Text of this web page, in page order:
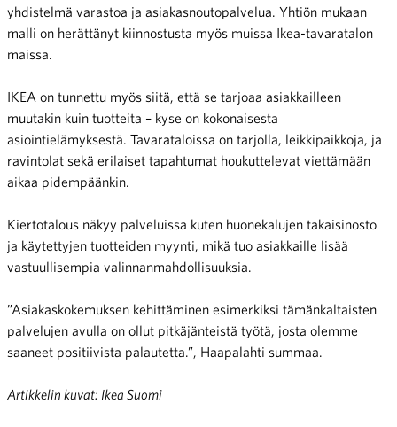
yhdistelmä varastoa ja asiakasnoutopalvelua. Yhtiön mukaan
malli on herättänyt kiinnostusta myös muissa Ikea-tavaratalon
maissa.
IKEA on tunnettu myös siitä, että se tarjoaa asiakkailleen
muutakin kuin tuotteita – kyse on kokonaisesta
asiointielämyksestä. Tavarataloissa on tarjolla, leikkipaikkoja, ja
ravintolat sekä erilaiset tapahtumat houkuttelevat viettämään
aikaa pidempäänkin.
Kiertotalous näkyy palveluissa kuten huonekalujen takaisinosto
ja käytettyjen tuotteiden myynti, mikä tuo asiakkaille lisää
vastuullisempia valinnanmahdollisuuksia.
”Asiakaskokemuksen kehittäminen esimerkiksi tämänkaltaisten
palvelujen avulla on ollut pitkäjänteistä työtä, josta olemme
saaneet positiivista palautetta.”, Haapalahti summaa.
Artikkelin kuvat: Ikea Suomi